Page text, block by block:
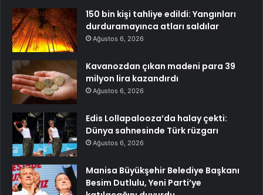
150 bin kişi tahliye edildi: Yangınları
durduramayınca atları saldılar
Ağustos 6, 2026
Kavanozdan çıkan madeni para 39
milyon lira kazandırdı
Ağustos 6, 2026
Edis Lollapalooza’da halay çekti:
Dünya sahnesinde Türk rüzgarı
Ağustos 6, 2026
Manisa Büyükşehir Belediye Başkanı
Besim Dutlulu, Yeni Parti’ye